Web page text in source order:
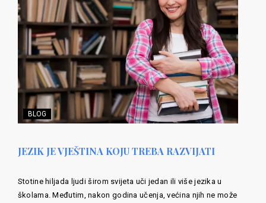
BLOG
JEZIK JE VJEŠTINA KOJU TREBA RAZVIJATI
Stotine hiljada ljudi širom svijeta uči jedan ili više jezika u
školama. Međutim, nakon godina učenja, većina njih ne može